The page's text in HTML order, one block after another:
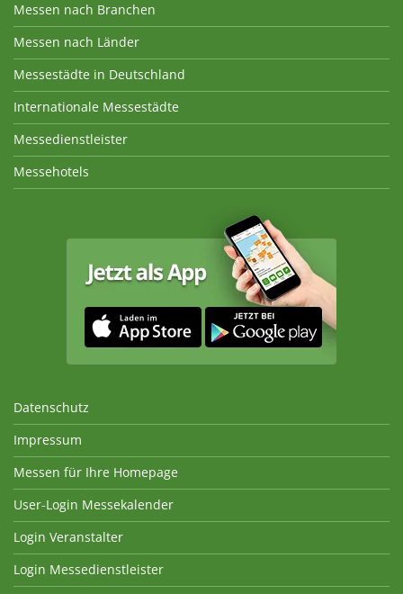
Messen nach Branchen
Messen nach Länder
Messestädte in Deutschland
Internationale Messestädte
Messedienstleister
Messehotels
Datenschutz
Impressum
Messen für Ihre Homepage
User-Login Messekalender
Login Veranstalter
Login Messedienstleister